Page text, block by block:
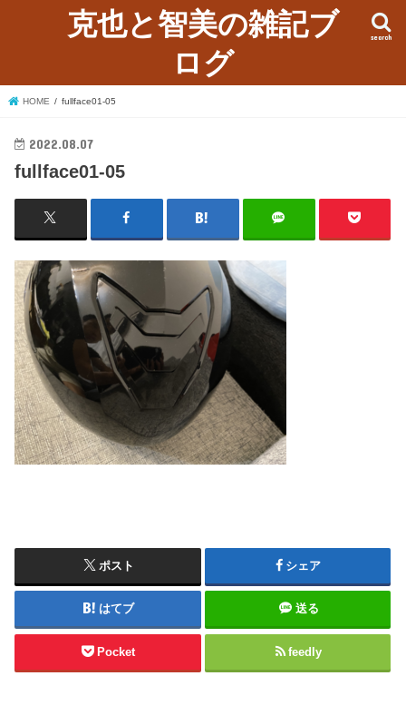
克也と智美の雑記ブ
ログ
search
HOME fullface01-05
2022.08.07
fullface01-05
ポスト シェア
はてブ 送る
Pocket feedly